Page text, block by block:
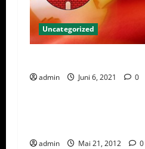
Uncategorized
admin Juni 6, 2021 0
Uncategorized
admin Mai 21, 2012 0